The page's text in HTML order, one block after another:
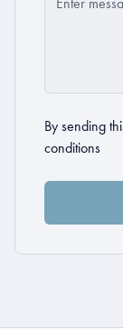
By sending
conditions